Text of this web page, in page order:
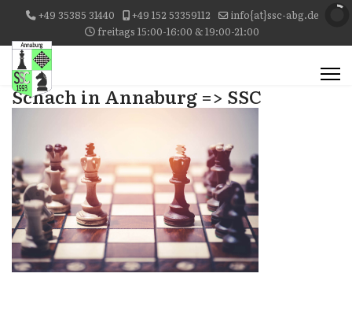
+49 35385 31440 +49 152 53359112
info{at}ssc-abg.de
freitags 15:00-16:00 & 19:00-21:00
Schach in Annaburg => SSC